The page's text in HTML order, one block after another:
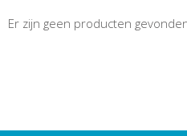
Er zijn geen producten